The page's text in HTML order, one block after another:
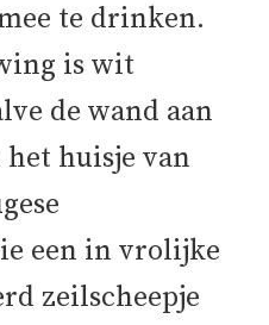
te drinken.
is wit
de wand aan
huisje van
een in vrolijke
zeilscheepje